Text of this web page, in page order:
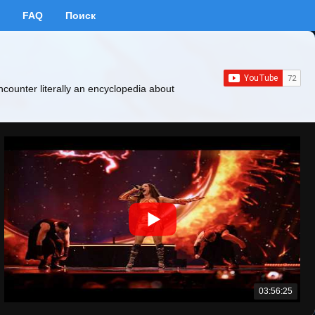
FAQ Поиск
literally an encyclopedia about
03:56:25